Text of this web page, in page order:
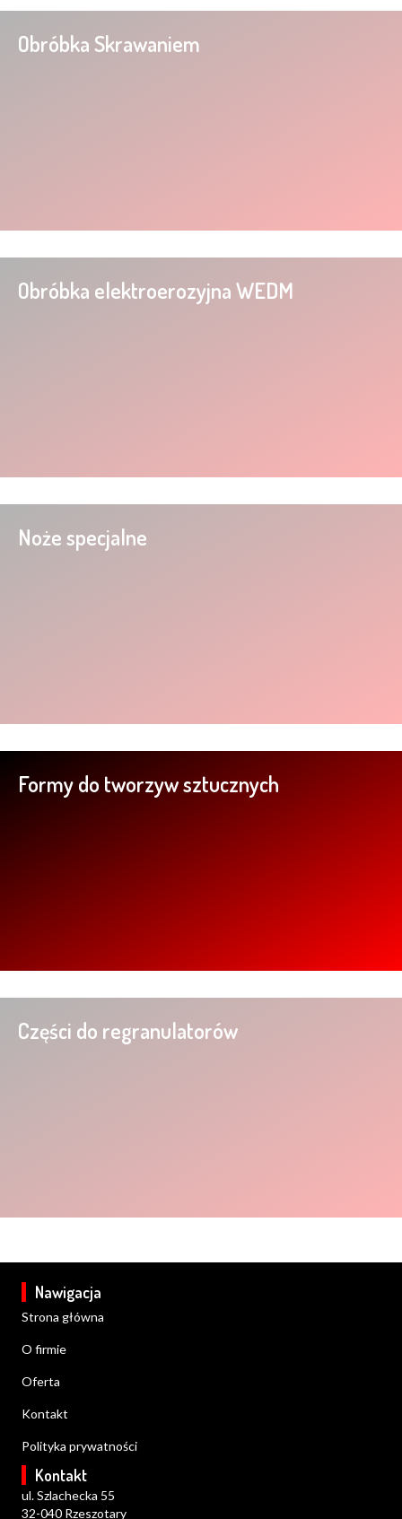
Obróbka Skrawaniem
Obróbka elektroerozyjna WEDM
Noże specjalne
Formy do tworzyw sztucznych
Części do regranulatorów
Nawigacja
Strona główna
O firmie
Oferta
Kontakt
Polityka prywatności
Kontakt
ul. Szlachecka 55
32-040 Rzeszotary